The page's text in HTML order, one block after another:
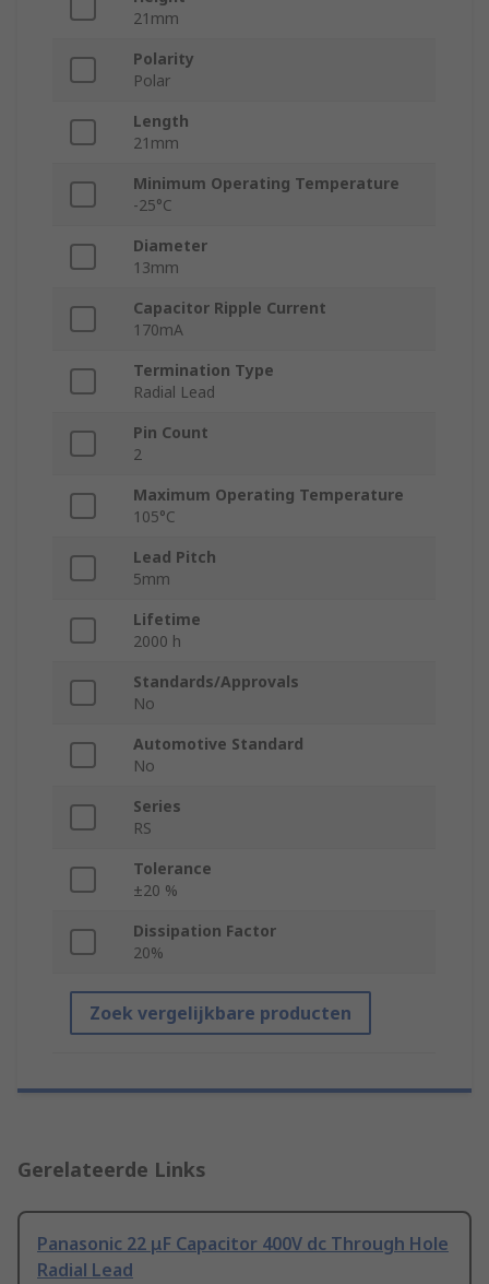
21mm
Polarity
Polar
Length
21mm
Minimum Operating Temperature
-25°C
Diameter
13mm
Capacitor Ripple Current
170mA
Termination Type
Radial Lead
Pin Count
2
Maximum Operating Temperature
105°C
Lead Pitch
5mm
Lifetime
2000 h
Standards/Approvals
No
Automotive Standard
No
Series
RS
Tolerance
±20 %
Dissipation Factor
20%
Zoek vergelijkbare producten
Gerelateerde Links
Panasonic 22 μF Capacitor 400V dc Through Hole
Radial Lead